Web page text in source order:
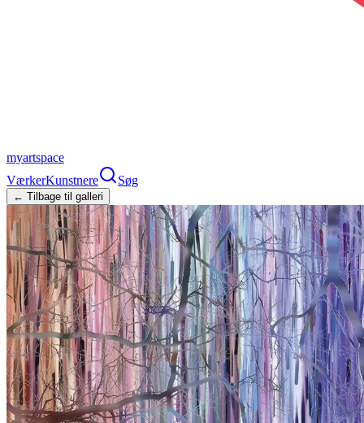
myartspace
VærkerKunstnere Søg
← Tilbage til galleri